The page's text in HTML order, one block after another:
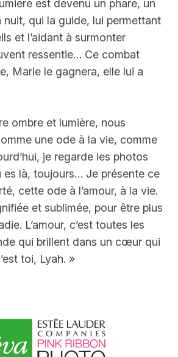
est devenu un phare, un
nuit, qui la guide, lui permettant
et l’aidant à surmonter
ressentie… Ce combat
Marie le gagnera, elle lui a
ombre et lumière, nous
une ode à la vie, comme
je regarde les photos
es là, toujours… Je présente ce
cette ode à l’amour, à la vie.
et sublimée, pour être plus
L’amour, c’est toutes les
qui brillent dans un cœur qui
toi, Lyah. »